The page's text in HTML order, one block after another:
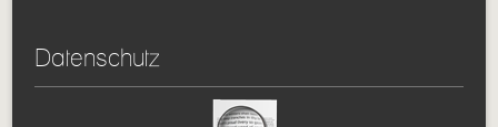
Datenschutz